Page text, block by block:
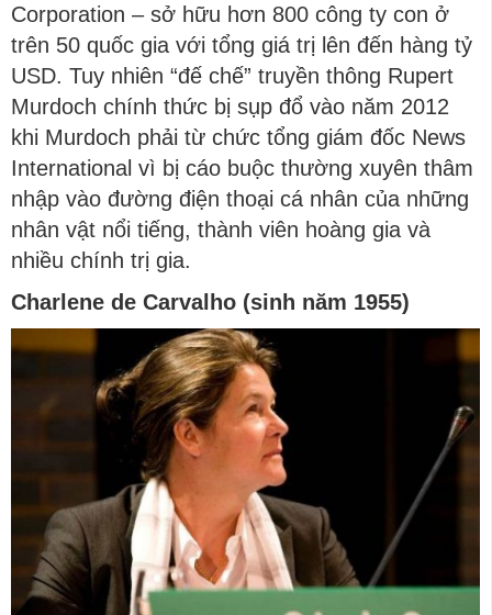
Corporation – sở hữu hơn 800 công ty con ở
trên 50 quốc gia với tổng giá trị lên đến hàng tỷ
USD. Tuy nhiên “đế chế” truyền thông Rupert
Murdoch chính thức bị sụp đổ vào năm 2012
khi Murdoch phải từ chức tổng giám đốc News
International vì bị cáo buộc thường xuyên thâm
nhập vào đường điện thoại cá nhân của những
nhân vật nổi tiếng, thành viên hoàng gia và
nhiều chính trị gia.
Charlene de Carvalho (sinh năm 1955)